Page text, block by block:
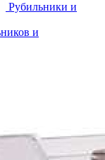
Рубильники и
и